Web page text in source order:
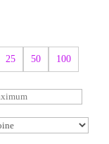
25 50 100